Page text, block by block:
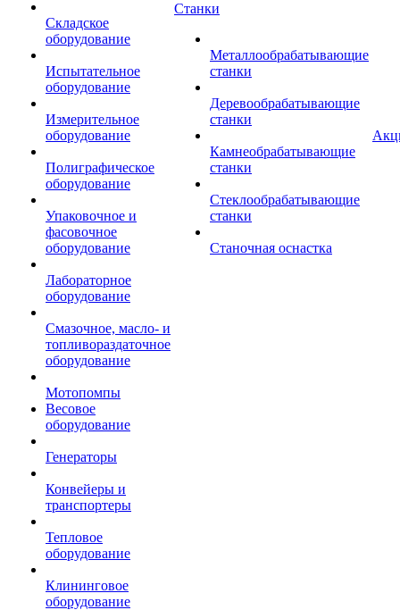
Складское
оборудование
Испытательное
оборудование
Измерительное
оборудование
Полиграфическое
оборудование
Упаковочное и
фасовочное
оборудование
Лабораторное
оборудование
Смазочное, масло- и
топливораздаточное
оборудование
Мотопомпы
Весовое
оборудование
Генераторы
Конвейеры и
транспортеры
Тепловое
оборудование
Клининговое
оборудование
Станки
Металлообрабатывающие
станки
Деревообрабатывающие
станки
Камнеобрабатывающие
станки
Стеклообрабатывающие
станки
Станочная оснастка